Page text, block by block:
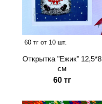
60 тг от 10 шт.
Открытка "Ежик" 12,5*8
см
60 тг